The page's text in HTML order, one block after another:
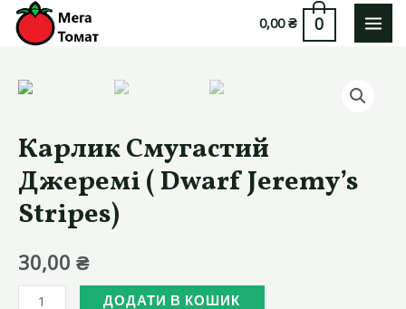
Перейти
до
0,00₴ 0
Карлик Смугастий
Джеремі ( Dwarf Jeremy’s
Stripes)
30,00 ₴
Карлик
ДОДАТИ В КОШИК